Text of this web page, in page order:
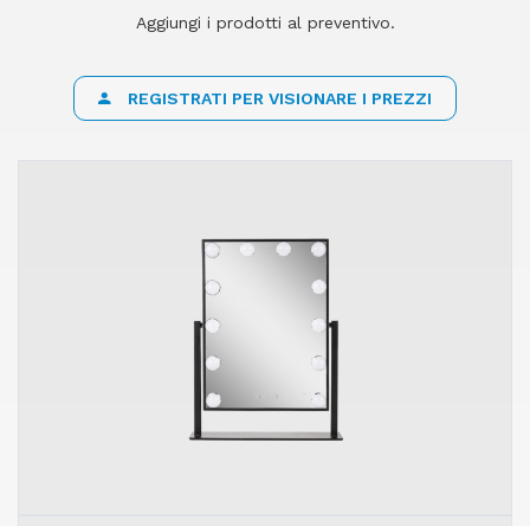
Aggiungi i prodotti al preventivo.
REGISTRATI PER VISIONARE I PREZZI